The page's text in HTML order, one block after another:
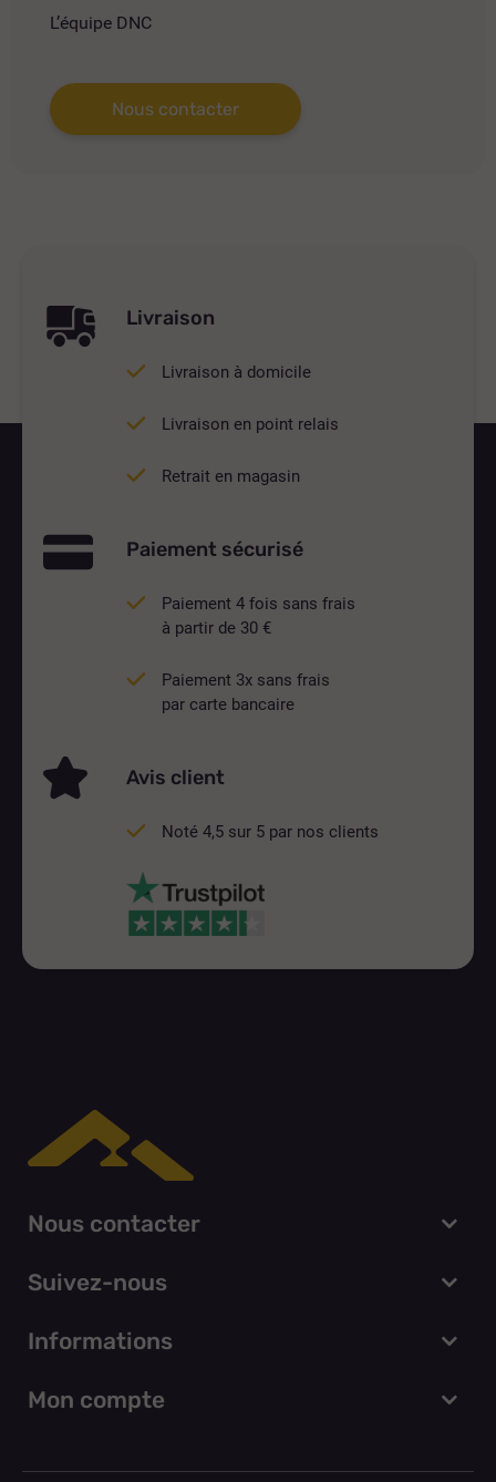
L’équipe DNC
Nous contacter
Livraison
Livraison à domicile
Livraison en point relais
Retrait en magasin
Paiement sécurisé
Paiement 4 fois sans frais
à partir de 30 €
Paiement 3x sans frais
par carte bancaire
Avis client
Noté 4,5 sur 5 par nos clients
Nous contacter
Suivez-nous
Informations
Mon compte